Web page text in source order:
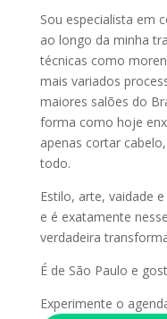
Sou especialista em
ao longo da minha
técnicas como
mais variados
maiores salões do
forma como hoje
apenas cortar
todo.
Estilo, arte, vaidade
e é exatamente
verdadeira
É de São Paulo e
Experimente o